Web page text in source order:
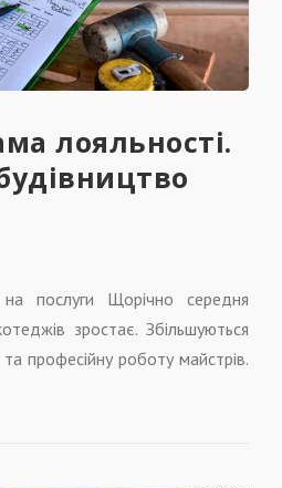
лояльності.
послуги Щорічно середня
зростає. Збільшуються
та професійну роботу майстрів.